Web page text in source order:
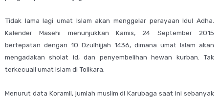
Tidak lama lagi umat Islam akan menggelar perayaan Idul Adha.
Kalender Masehi menunjukkan Kamis, 24 September 2015
bertepatan dengan 10 Dzulhijjah 1436, dimana umat Islam akan
mengadakan sholat id, dan penyembelihan hewan kurban. Tak
terkecuali umat Islam di Tolikara.
Menurut data Koramil, jumlah muslim di Karubaga saat ini sebanyak